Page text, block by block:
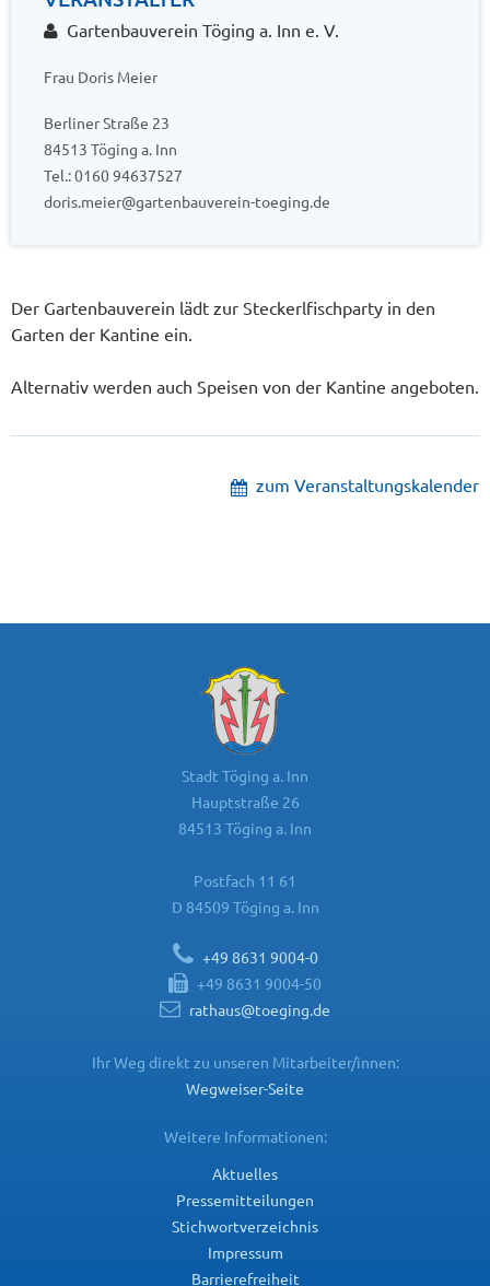
Gartenbauverein Töging a. Inn e. V.
Frau Doris Meier
Berliner Straße 23
84513 Töging a. Inn
Tel.: 0160 94637527
doris.meier@gartenbauverein-toeging.de
Der Gartenbauverein lädt zur Steckerlfischparty in den
Garten der Kantine ein.
Alternativ werden auch Speisen von der Kantine angeboten.
zum Veranstaltungskalender
Stadt Töging a. Inn
Hauptstraße 26
84513 Töging a. Inn
Postfach 11 61
D 84509 Töging a. Inn
+49 8631 9004-0
+49 8631 9004-50
rathaus@toeging.de
Ihr Weg direkt zu unseren Mitarbeiter/innen:
Wegweiser-Seite
Weitere Informationen:
Aktuelles
Pressemitteilungen
Stichwortverzeichnis
Impressum
Barrierefreiheit